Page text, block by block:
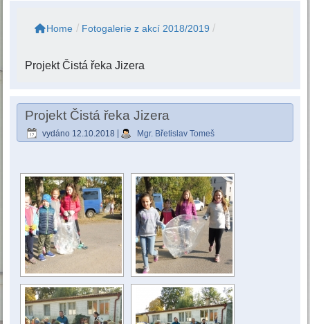
Home / Fotogalerie z akcí 2018/2019 /
Projekt Čistá řeka Jizera
Projekt Čistá řeka Jizera
vydáno 12.10.2018 Mgr. Břetislav Tomeš